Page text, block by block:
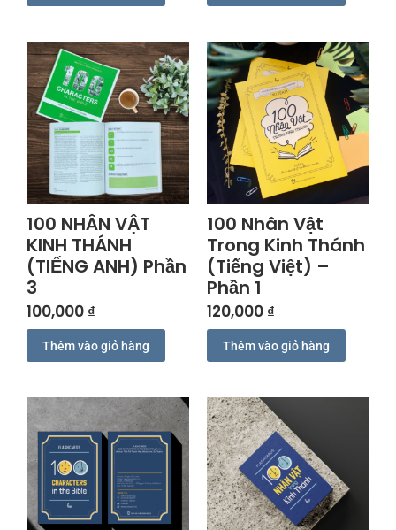
100 NHÂN VẬT
KINH THÁNH
(TIẾNG ANH) Phần
3
100,000 ₫
Thêm vào giỏ hàng
100 Nhân Vật
Trong Kinh Thánh
(Tiếng Việt) –
Phần 1
120,000 ₫
Thêm vào giỏ hàng